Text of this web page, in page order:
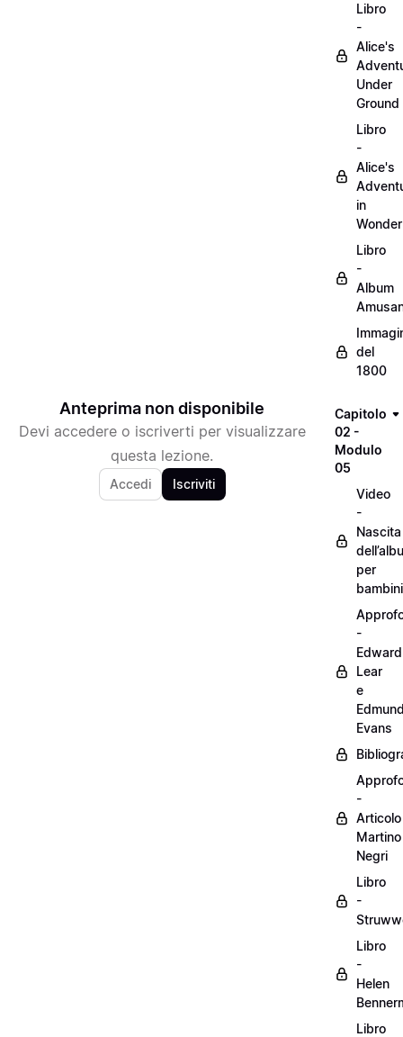
Anteprima non disponibile
Devi accedere o iscriverti per visualizzare
questa lezione.
Accedi Iscriviti
Libro
-
Alice's
Under
Ground
Libro
-
Alice's
in
Libro
-
Album
del
1800
Capitolo
02 -
Modulo
05
Video
-
Nascita
per
bambini
-
Edward
Lear
e
Evans
-
Articolo
Martino
Negri
Libro
-
Libro
-
Helen
Libro